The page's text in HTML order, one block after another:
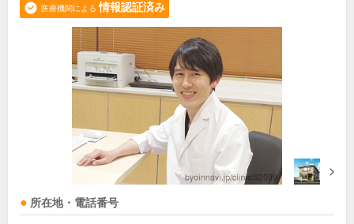
医療機関による 情報認証済み
所在地・電話番号